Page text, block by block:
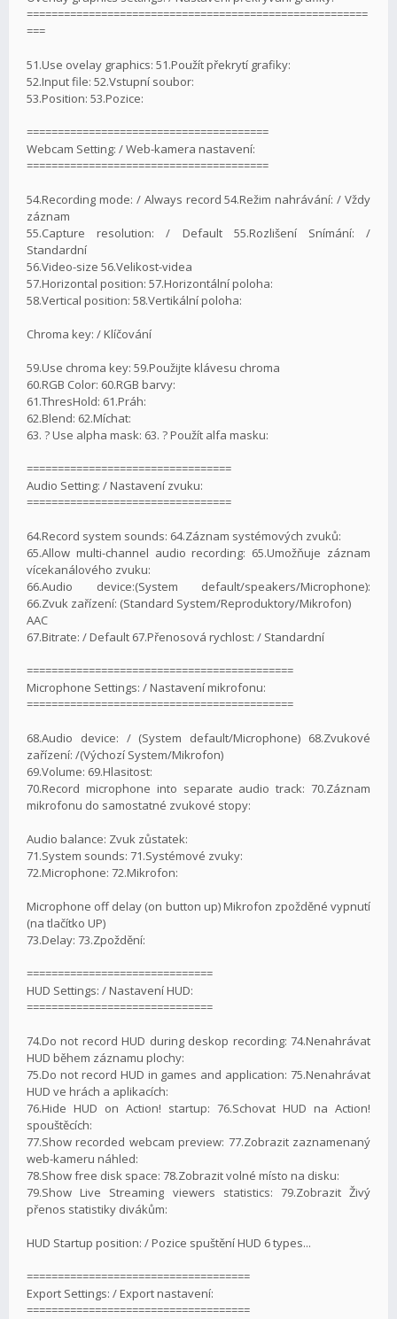
=======================================================
===
51.Use ovelay graphics: 51.Použít překrytí grafiky:
52.Input file: 52.Vstupní soubor:
53.Position: 53.Pozice:
=======================================
Webcam Setting: / Web-kamera nastavení:
=======================================
54.Recording mode: / Always record 54.Režim nahrávání: / Vždy
záznam
55.Capture resolution: / Default 55.Rozlišení Snímání: /
Standardní
56.Video-size 56.Velikost-videa
57.Horizontal position: 57.Horizontální poloha:
58.Vertical position: 58.Vertikální poloha:
Chroma key: / Klíčování
59.Use chroma key: 59.Použijte klávesu chroma
60.RGB Color: 60.RGB barvy:
61.ThresHold: 61.Práh:
62.Blend: 62.Míchat:
63. ? Use alpha mask: 63. ? Použít alfa masku:
=================================
Audio Setting: / Nastavení zvuku:
=================================
64.Record system sounds: 64.Záznam systémových zvuků:
65.Allow multi-channel audio recording: 65.Umožňuje záznam
vícekanálového zvuku:
66.Audio device:(System default/speakers/Microphone):
66.Zvuk zařízení: (Standard System/Reproduktory/Mikrofon)
AAC
67.Bitrate: / Default 67.Přenosová rychlost: / Standardní
===========================================
Microphone Settings: / Nastavení mikrofonu:
===========================================
68.Audio device: / (System default/Microphone) 68.Zvukové
zařízení: /(Výchozí System/Mikrofon)
69.Volume: 69.Hlasitost:
70.Record microphone into separate audio track: 70.Záznam
mikrofonu do samostatné zvukové stopy:
Audio balance: Zvuk zůstatek:
71.System sounds: 71.Systémové zvuky:
72.Microphone: 72.Mikrofon:
Microphone off delay (on button up) Mikrofon zpožděné vypnutí
(na tlačítko UP)
73.Delay: 73.Zpoždění:
==============================
HUD Settings: / Nastavení HUD:
==============================
74.Do not record HUD during deskop recording: 74.Nenahrávat
HUD během záznamu plochy:
75.Do not record HUD in games and application: 75.Nenahrávat
HUD ve hrách a aplikacích:
76.Hide HUD on Action! startup: 76.Schovat HUD na Action!
spouštěcích:
77.Show recorded webcam preview: 77.Zobrazit zaznamenaný
web-kameru náhled:
78.Show free disk space: 78.Zobrazit volné místo na disku:
79.Show Live Streaming viewers statistics: 79.Zobrazit Živý
přenos statistiky divákům:
HUD Startup position: / Pozice spuštění HUD 6 types...
====================================
Export Settings: / Export nastavení:
====================================